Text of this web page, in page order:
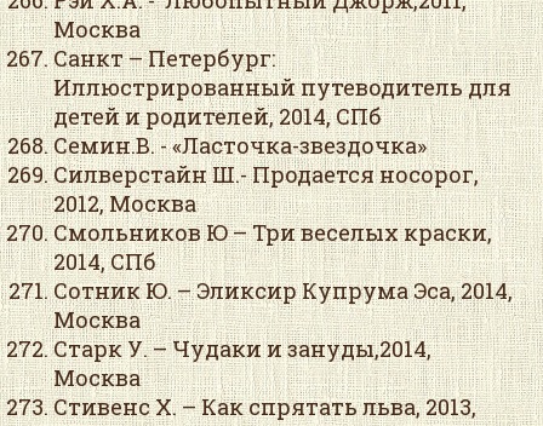
Москва
Санкт – Петербург:
Иллюстрированный путеводитель для
детей и родителей, 2014, СПб
Семин.В. - «Ласточка-звездочка»
Силверстайн Ш.- Продается носорог,
2012, Москва
Смольников Ю – Три веселых краски,
2014, СПб
Сотник Ю. – Эликсир Купрума Эса, 2014,
Москва
Старк У. – Чудаки и зануды,2014,
Москва
Стивенс Х. – Как спрятать льва, 2013,